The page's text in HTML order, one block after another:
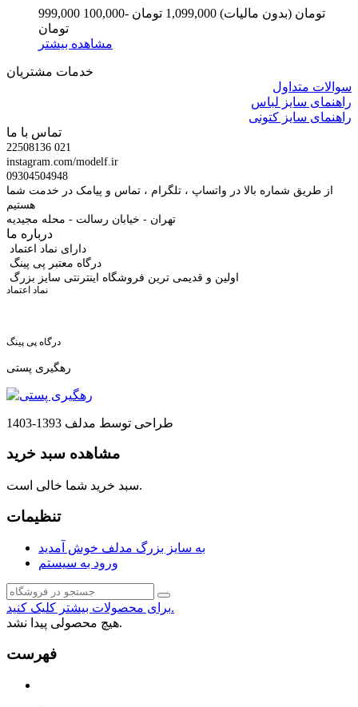
999,000 تومان (بدون مالیات) 1,099,000 تومان
-100,000
تومان
مشاهده بیشتر
خدمات مشتریان
سوالات متداول
راهنمای سایز لباس
راهنمای سایز کتونی
تماس با ما
22508136 021
instagram.com/modelf.ir
09304504948
از طریق شماره بالا در واتساپ ، تلگرام ، تماس و پیامک در خدمت شما
هستیم
تهران - خیابان رسالت - محله مجیدیه
درباره ما
دارای نماد اعتماد
درگاه معتبر پی پینگ
اولین و قدیمی ترین فروشگاه اینترنتی سایز بزرگ
نماد اعتماد
درگاه پی پینگ
رهگیری پستی
طراحی توسط مدلف 1393-1403
مشاهده سبد خرید
سبد خرید شما خالی است.
تنظیمات
به سایز بزرگ مدلف خوش آمدید
ورود به سیستم
برای محصولات بیشتر کلیک کنید.
هیچ محصولی پیدا نشد.
فهرست